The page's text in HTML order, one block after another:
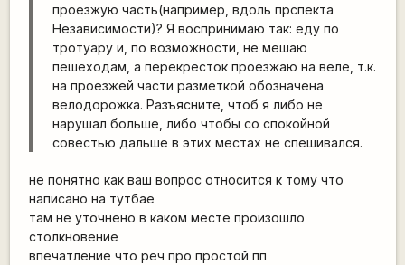
проезжую часть(например, вдоль прспекта
Независимости)? Я воспринимаю так: еду по
тротуару и, по возможности, не мешаю
пешеходам, а перекресток проезжаю на веле, т.к.
на проезжей части разметкой обозначена
велодорожка. Разъясните, чтоб я либо не
нарушал больше, либо чтобы со спокойной
совестью дальше в этих местах не спешивался.
не понятно как ваш вопрос относится к тому что
написано на тутбае
там не уточнено в каком месте произошло
столкновение
впечатление что реч про простой пп